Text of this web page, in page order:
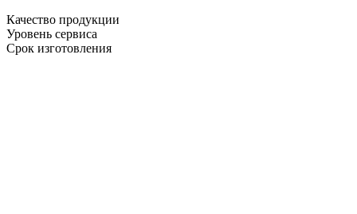
Качество продукции
Уровень сервиса
Срок изготовления